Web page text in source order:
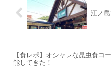
江ノ
【食レポ】オシャレな昆虫食コ
能してきた！